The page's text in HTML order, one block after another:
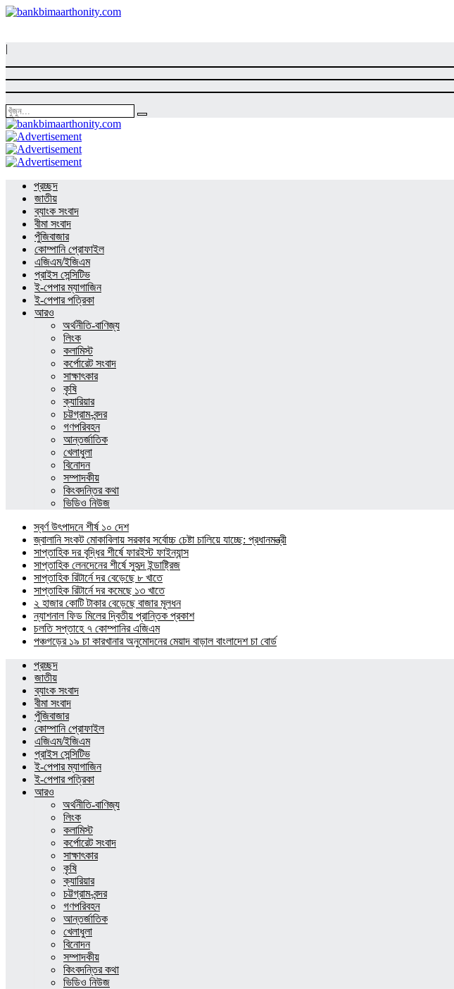
|
প্রচ্ছদ
জাতীয়
ব্যাংক সংবাদ
বীমা সংবাদ
পুঁজিবাজার
কোম্পানি প্রোফাইল
এজিএম/ইজিএম
প্রাইস সেন্সিটিভ
ই-পেপার ম্যাগাজিন
ই-পেপার পত্রিকা
আরও
অর্থনীতি-বাণিজ্য
লিংক
কলামিস্ট
কর্পোরেট সংবাদ
সাক্ষাৎকার
কৃষি
ক্যারিয়ার
চট্টগ্রাম-বন্দর
গণপরিবহন
আন্তর্জাতিক
খেলাধুলা
বিনোদন
সম্পাদকীয়
কিংবদন্তির কথা
ভিডিও নিউজ
স্বর্ণ উৎপাদনে শীর্ষ ১০ দেশ
জ্বালানি সংকট মোকাবিলায় সরকার সর্বোচ্চ চেষ্টা চালিয়ে যাচ্ছে: প্রধানমন্ত্রী
সাপ্তাহিক দর বৃদ্ধির শীর্ষে ফারইস্ট ফাইন্যান্স
সাপ্তাহিক লেনদেনের শীর্ষে সুহৃদ ইন্ডাষ্ট্রিজ
সাপ্তাহিক রিটার্নে দর বেড়েছে ৮ খাতে
সাপ্তাহিক রিটার্নে দর কমেছে ১৩ খাতে
২ হাজার কোটি টাকার বেড়েছে বাজার মূলধন
ন্যাশনাল ফিড মিলের দ্বিতীয় প্রান্তিক প্রকাশ
চলতি সপ্তাহে ৭ কোম্পানির এজিএম
পঞ্চগড়ের ১৯ চা কারখানার অনুমোদনের মেয়াদ বাড়াল বাংলাদেশ চা বোর্ড
প্রচ্ছদ
জাতীয়
ব্যাংক সংবাদ
বীমা সংবাদ
পুঁজিবাজার
কোম্পানি প্রোফাইল
এজিএম/ইজিএম
প্রাইস সেন্সিটিভ
ই-পেপার ম্যাগাজিন
ই-পেপার পত্রিকা
আরও
অর্থনীতি-বাণিজ্য
লিংক
কলামিস্ট
কর্পোরেট সংবাদ
সাক্ষাৎকার
কৃষি
ক্যারিয়ার
চট্টগ্রাম-বন্দর
গণপরিবহন
আন্তর্জাতিক
খেলাধুলা
বিনোদন
সম্পাদকীয়
কিংবদন্তির কথা
ভিডিও নিউজ